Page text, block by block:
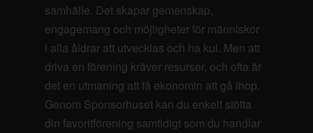
samhälle. Det skapar gemenskap,
engagemang och möjligheter för människor
i alla åldrar att utvecklas och ha kul. Men att
driva en förening kräver resurser, och ofta är
det en utmaning att få ekonomin att gå ihop.
Genom Sponsorhuset kan du enkelt stötta
din favoritförening samtidigt som du handlar